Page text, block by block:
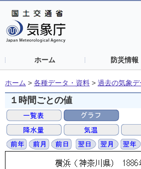
ホーム 防災情報
ホーム > 各種データ・資料 > 過去の気象
１時間ごとの値